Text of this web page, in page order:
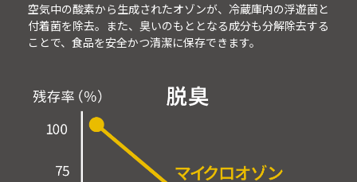
空気中の酸素から生成されたオゾンが、冷蔵庫内の浮遊菌と
付着菌を除去。また、臭いのもととなる成分も分解除去する
ことで、食品を安全かつ清潔に保存できます。